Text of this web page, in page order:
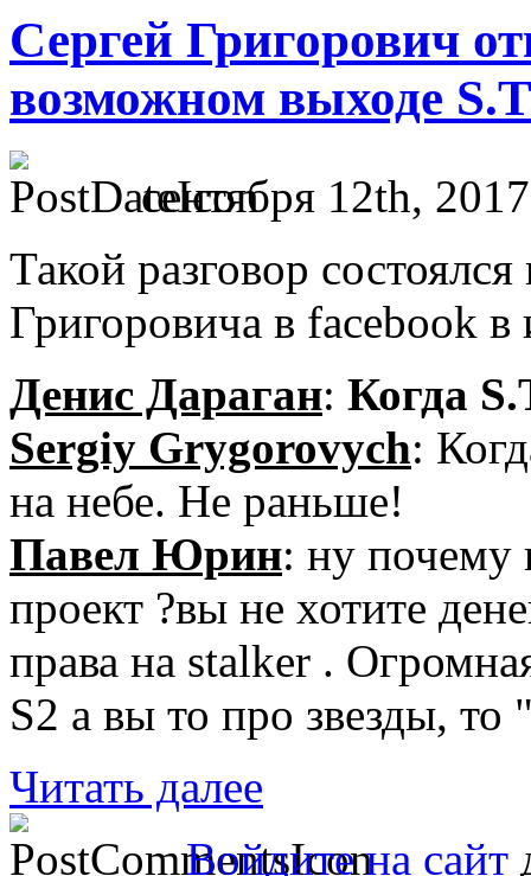
Сергей Григорович
возможном выходе
сентября 12th,
Такой разговор
Григоровича в facebook
Денис Дараган: Когда
Sergiy Grygorovych:
на небе. Не раньше!
Павел Юрин: ну почему
проект ?вы не хотите
права на stalker .
S2 а вы то про звезды,
Читать далее
Войдите на сайт